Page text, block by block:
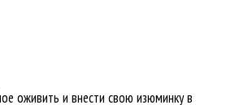
оживить и внести свою изюминку в